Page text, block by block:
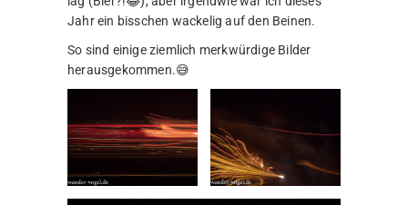
Jahr ein bisschen wackelig auf den Beinen.
So sind einige ziemlich merkwürdige Bilder
herausgekommen.😅